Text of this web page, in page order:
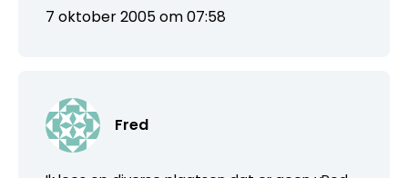
7 oktober 2005 om 07:58
Fred